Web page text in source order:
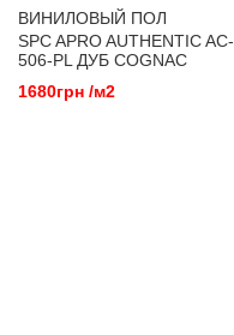
ВИНИЛОВЫЙ ПОЛ
SPC APRO AUTHENTIC AC-
506-PL ДУБ COGNAC
1680грн /м2